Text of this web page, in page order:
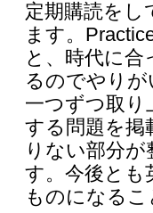
定期購読をし
ます。
と、時代に
るのでやり
一つずつ取り
する問題を掲
りない部分
す。今後とも
ものになる